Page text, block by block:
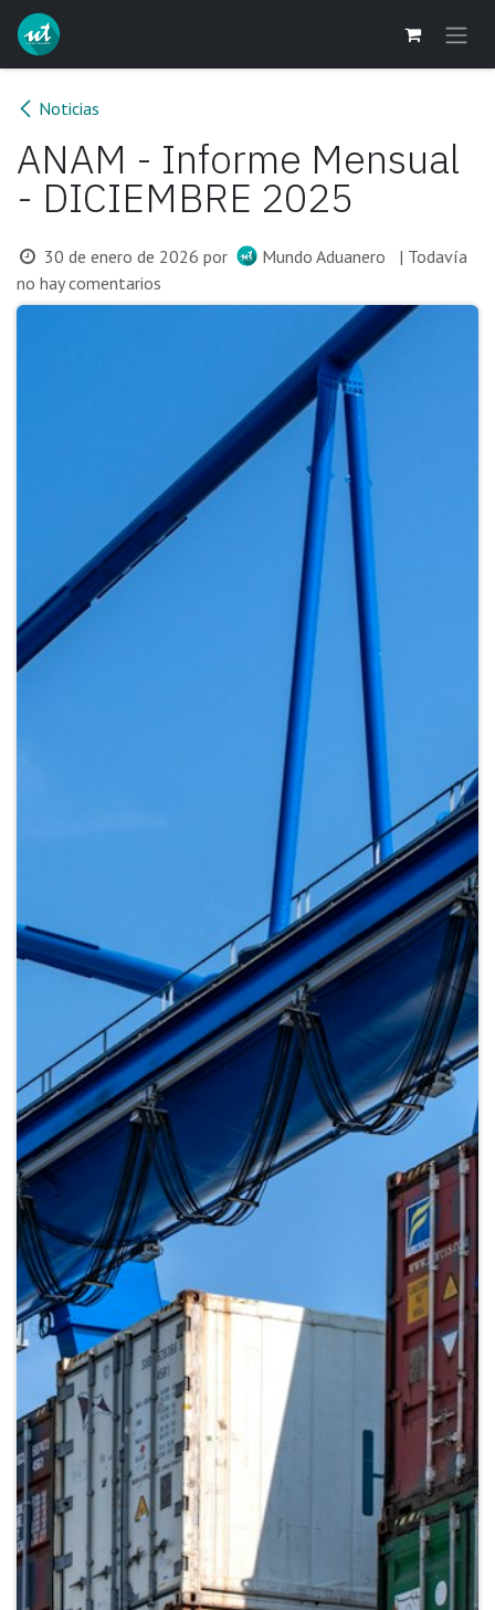
Ir al contenido
Noticias
ANAM - Informe Mensual
- DICIEMBRE 2025
30 de enero de 2026 por Mundo Aduanero
| Todavía
no hay comentarios